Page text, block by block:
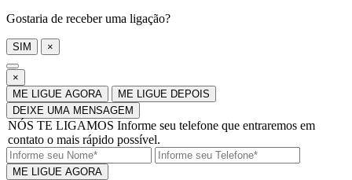
Gostaria de receber uma ligação?
SIM ×
×
ME LIGUE AGORA
ME LIGUE DEPOIS
DEIXE UMA MENSAGEM
NÓS TE LIGAMOS Informe seu telefone que entraremos em
contato o mais rápido possível.
ME LIGUE AGORA